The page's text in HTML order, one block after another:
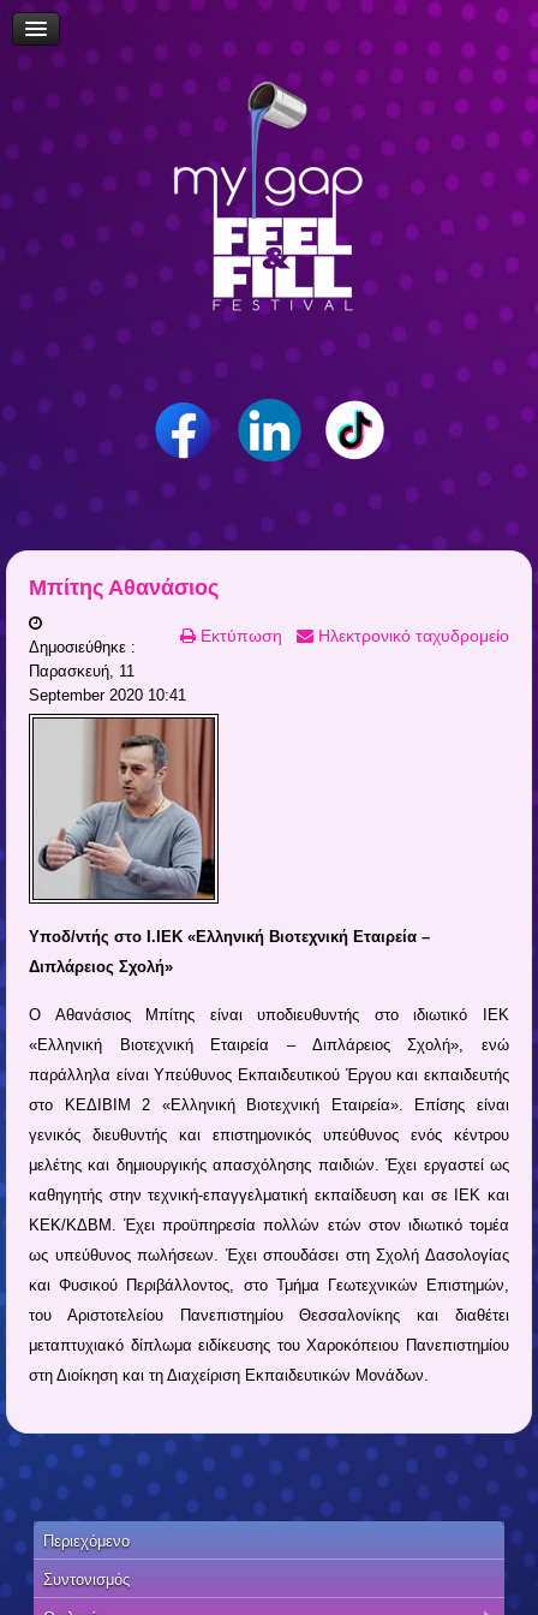
Πρόσβαση
Δώρα-Διαγωνισμοί
Δήλωση Συμμετοχής Επισκεπτών
Επίσκεψη Σχολείων/Σχολών
Επικοινωνία
Career Path Youth
Μπίτης Αθανάσιος
Εκτύπωση Ηλεκτρονικό ταχυδρομείο
Δημοσιεύθηκε :
Παρασκευή, 11
September 2020 10:41
Υποδ/ντής στο Ι.ΙΕΚ «Ελληνική Βιοτεχνική Εταιρεία –
Διπλάρειος Σχολή»
Ο Αθανάσιος Μπίτης είναι υποδιευθυντής στο ιδιωτικό ΙΕΚ
«Ελληνική Βιοτεχνική Εταιρεία – Διπλάρειος Σχολή», ενώ
παράλληλα είναι Υπεύθυνος Εκπαιδευτικού Έργου και εκπαιδευτής
στο ΚΕΔΙΒΙΜ 2 «Ελληνική Βιοτεχνική Εταιρεία». Επίσης είναι
γενικός διευθυντής και επιστημονικός υπεύθυνος ενός κέντρου
μελέτης και δημιουργικής απασχόλησης παιδιών. Έχει εργαστεί ως
καθηγητής στην τεχνική-επαγγελματική εκπαίδευση και σε ΙΕΚ και
ΚΕΚ/ΚΔΒΜ. Έχει προϋπηρεσία πολλών ετών στον ιδιωτικό τομέα
ως υπεύθυνος πωλήσεων. Έχει σπουδάσει στη Σχολή Δασολογίας
και Φυσικού Περιβάλλοντος, στο Τμήμα Γεωτεχνικών Επιστημών,
του Αριστοτελείου Πανεπιστημίου Θεσσαλονίκης και διαθέτει
μεταπτυχιακό δίπλωμα ειδίκευσης του Χαροκόπειου Πανεπιστημίου
στη Διοίκηση και τη Διαχείριση Εκπαιδευτικών Μονάδων.
Περιεχόμενο
Συντονισμός